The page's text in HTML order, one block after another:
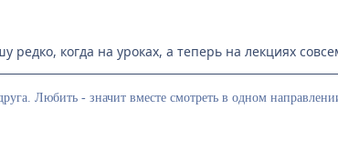
редко, когда на уроках, а теперь на лекциях
Любить - значит вместе смотреть в одном